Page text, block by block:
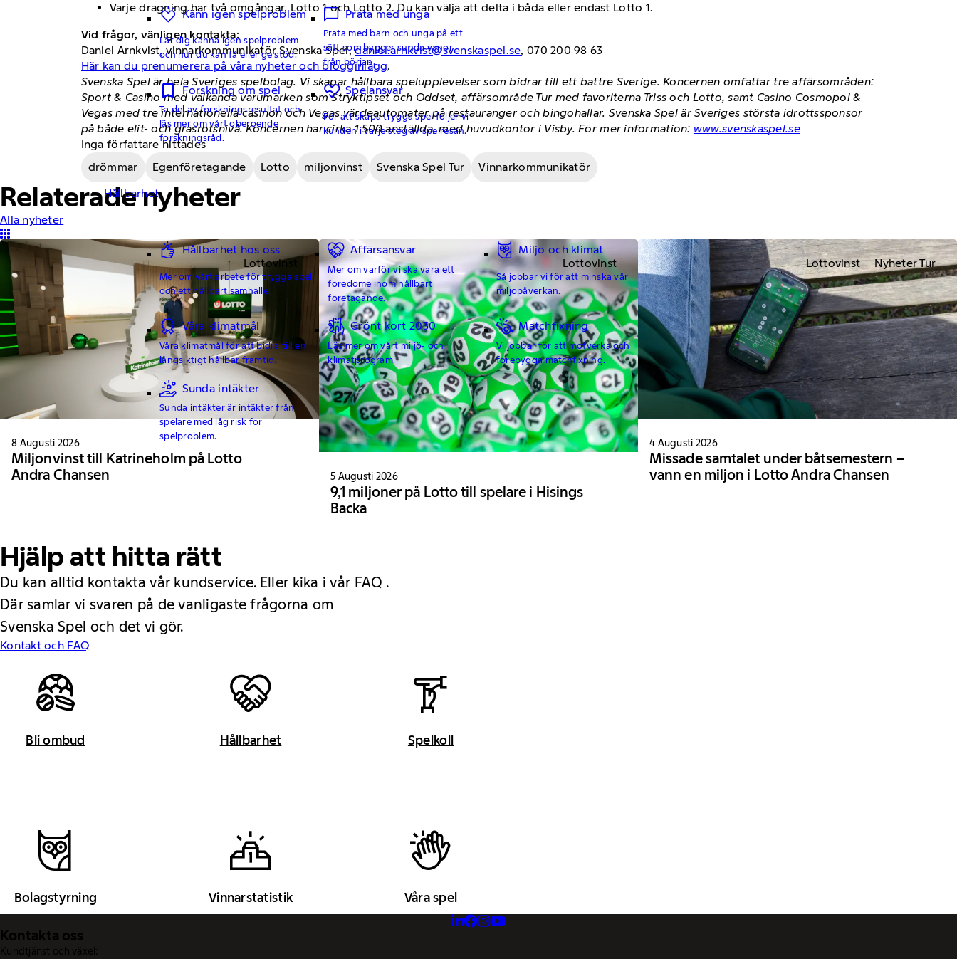
Känn igen spelproblem
Lär dig känna igen spelproblem
och hur du kan få eller ge stöd.
Prata med unga
Prata med barn och unga på ett
sätt som bygger sunda vanor
från början.
Forskning om spel
Ta del av forskningsresultat och
läs mer om vårt oberoende
forskningsråd.
Spelansvar
För att skapa trygga spel följer vi
kunden i varje steg av spelresan.
Hållbarhet
Hållbarhet hos oss
Mer om vårt arbete för trygga spel
och ett hållbart samhälle.
Affärsansvar
Mer om varför vi ska vara ett
föredöme inom hållbart
företagande.
Miljö och klimat
Så jobbar vi för att minska vår
miljöpåverkan.
Våra klimatmål
Våra klimatmål för att bidra till en
långsiktigt hållbar framtid.
Grönt kort 2030
Läs mer om vårt miljö- och
klimatprogram.
Matchfixning
Vi jobbar för att motverka och
förebygga matchfixning.
Sunda intäkter
Sunda intäkter är intäkter från
spelare med låg risk för
spelproblem.
Varje dragning har två omgångar, Lotto 1 och Lotto 2. Du kan välja att delta i båda eller endast Lotto 1.
Vid frågor, vänligen kontakta:
Daniel Arnkvist, vinnarkommunikatör Svenska Spel,daniel.arnkvist@svenskaspel.se, 070 200 98 63
Här kan du prenumerera på våra nyheter och blogginlägg.
Svenska Spel är hela Sveriges spelbolag. Vi skapar hållbara spelupplevelser som bidrar till ett bättre Sverige. Koncernen omfattar tre affärsområden:
Sport & Casino med välkända varumärken som Stryktipset och Oddset, affärsområde Tur med favoriterna Triss och Lotto, samt Casino Cosmopol &
Vegas med tre internationella casinon och Vegas värdeautomater på restauranger och bingohallar. Svenska Spel är Sveriges största idrottssponsor
på både elit- och gräsrotsnivå. Koncernen har cirka 1 500 anställda, med huvudkontor i Visby. För mer information: www.svenskaspel.se
Inga författare hittades
drömmar
Egenföretagande Lotto miljonvinst Svenska Spel Tur Vinnarkommunikatör
Relaterade nyheter
Alla nyheter
Lottovinst
8 Augusti 2026
Miljonvinst till Katrineholm på Lotto
Andra Chansen
Lottovinst
5 Augusti 2026
9,1 miljoner på Lotto till spelare i Hisings
Backa
Lottovinst Nyheter Tur
4 Augusti 2026
Missade samtalet under båtsemestern –
vann en miljon i Lotto Andra Chansen
Hjälp att hitta rätt
Du kan alltid kontakta vår kundservice. Eller kika i vår FAQ .
Där samlar vi svaren på de vanligaste frågorna om
Svenska Spel och det vi gör.
Kontakt och FAQ
Bli ombud Hållbarhet Spelkoll
Bolagstyrning Vinnarstatistik Våra spel
Kontakta oss
Kundtjänst och växel: